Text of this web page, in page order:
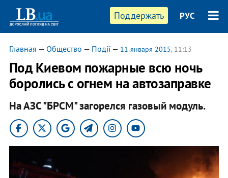
Поддержать РУС
Главная — Общество — Події— 11 января 2015, 11:13
Под Киевом пожарные всю ночь
боролись с огнем на автозаправке
На АЗС "БРСМ" загорелся газовый модуль.